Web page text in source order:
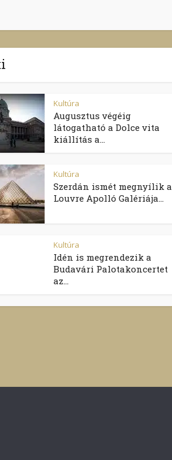
Kultúra
Augusztus végéig
látogatható a Dolce vita
kiállítás a...
Kultúra
Szerdán ismét megnyílik a
Louvre Apolló Galériája...
Kultúra
Idén is megrendezik a
Budavári Palotakoncertet
az...